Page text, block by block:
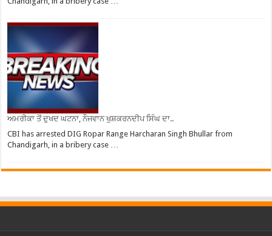
ਅਮਰੀਕਾ ਤੋਂ ਦੁਖਦ ਘਟਨਾ, ਨੌਜਵਾਨ ਖੁਸ਼ਕਰਨਦੀਪ ਸਿੰਘ ਦਾ..
CBI has arrested DIG Ropar Range Harcharan Singh Bhullar from
Chandigarh, in a bribery case …